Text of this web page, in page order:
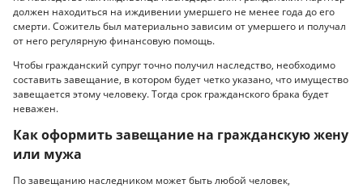
должен находиться на иждивении умершего не менее года до его
смерти. Сожитель был материально зависим от умершего и получал
от него регулярную финансовую помощь.
Чтобы гражданский супруг точно получил наследство, необходимо
составить завещание, в котором будет четко указано, что имущество
завещается этому человеку. Тогда срок гражданского брака будет
неважен.
Как оформить завещание на гражданскую жену
или мужа
По завещанию наследником может быть любой человек,